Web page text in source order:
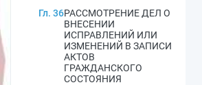
Гл. 36РАССМОТРЕНИЕ ДЕЛ О
ВНЕСЕНИИ
ИСПРАВЛЕНИЙ ИЛИ
ИЗМЕНЕНИЙ В ЗАПИСИ
АКТОВ
ГРАЖДАНСКОГО
СОСТОЯНИЯ